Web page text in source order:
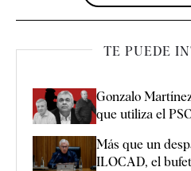
TE PUEDE
Gonzalo
que utiliza el
Más que un
ILOCAD, el